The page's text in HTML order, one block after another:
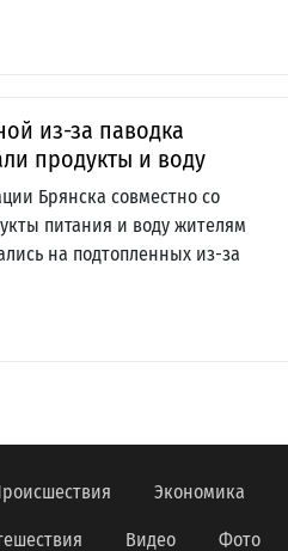
из-за паводка
продукты и воду
Брянска совместно со
питания и воду жителям
на подтопленных из-за
Экономика
Видео Фото